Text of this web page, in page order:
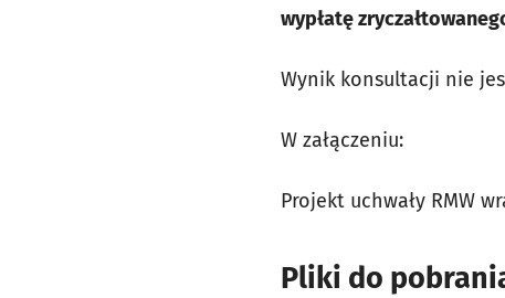
wypłatę
Wynik konsultacji nie
W załączeniu:
Projekt uchwały RMW
Pliki do